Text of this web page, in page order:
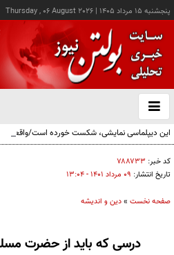
پنجشنبه ۱۵ مرداد ۱۴۰۵ |
Thursday , 06 August 2026
باز
و
این دیپلماسی نمایشی، شکست خورده است/واقعیت‌ها
کد خبر: ۷۸۸۷۳۳
تاریخ انتشار: ۰۹ مرداد ۱۴۰۱ - ۱۳:۰۴
صفحه نخست »دین و اندیشه
درسی که باید از حضرت